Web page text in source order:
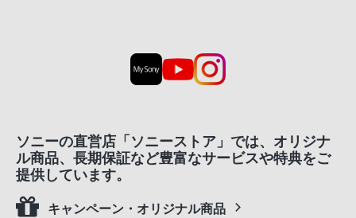
ソニーの直営店「ソニーストア」では、オリジナ
ル商品、長期保証など豊富なサービスや特典をご
提供しています。
キャンペーン・オリジナル商品